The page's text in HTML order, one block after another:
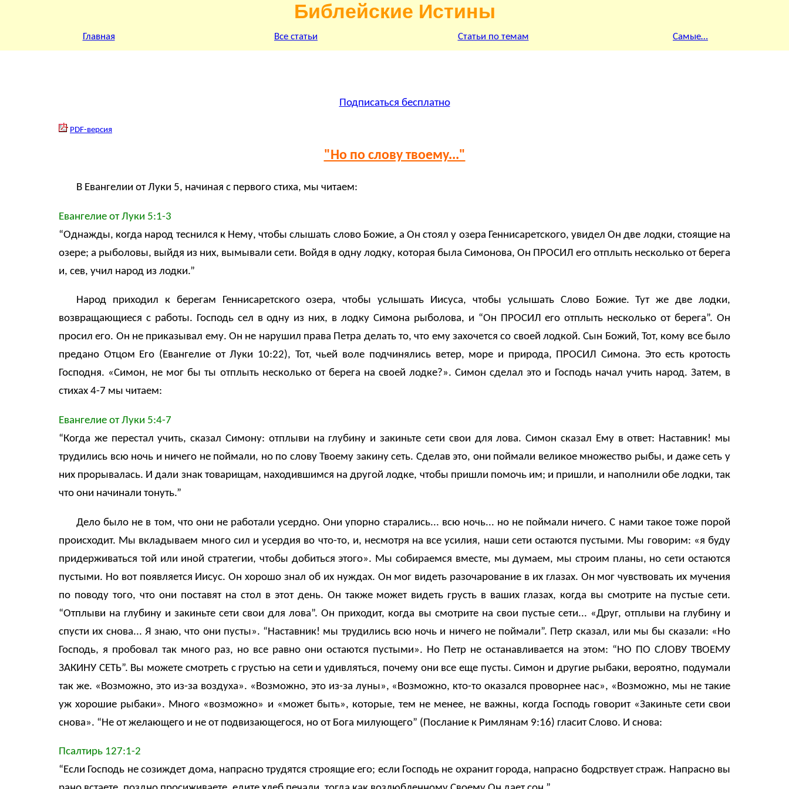
Библейские Истины
Главная Все статьи Статьи по темам Самые…
Подписаться бесплатно
PDF-версия
"Но по слову твоему..."
В Евангелии от Луки 5, начиная с первого стиха, мы читаем:
Евангелие oт Луки 5:1-3
“Однажды, когда народ теснился к Нему, чтобы слышать слово Божие, а Он стоял у озера Геннисаретского, увидел Он две лодки, стоящие на
озере; а рыболовы, выйдя из них, вымывали сети. Войдя в одну лодку, которая была Симонова, Он ПРОСИЛ его отплыть несколько от берега
и, сев, учил народ из лодки.”
Народ приходил к берегам Геннисаретского озера, чтобы услышать Иисуса, чтобы услышать Слово Божие. Тут же две лодки,
возвращающиеся с работы. Господь сел в одну из них, в лодку Симона рыболова, и “Он ПРОСИЛ его отплыть несколько от берега”. Он
просил его. Он не приказывал ему. Он не нарушил права Петра делать то, что ему захочется со своей лодкой. Сын Божий, Тот, кому все было
предано Отцом Его (Евангелие oт Луки 10:22), Тот, чьей воле подчинялись ветер, море и природа, ПРОСИЛ Симона. Это есть кротость
Господня. «Симон, не мог бы ты отплыть несколько от берега на своей лодке?». Симон сделал это и Господь начал учить народ. Затем, в
стихах 4-7 мы читаем:
Евангелие oт Луки 5:4-7
“Когда же перестал учить, сказал Симону: отплыви на глубину и закиньте сети свои для лова. Симон сказал Ему в ответ: Наставник! мы
трудились всю ночь и ничего не поймали, но по слову Твоему закину сеть. Сделав это, они поймали великое множество рыбы, и даже сеть у
них прорывалась. И дали знак товарищам, находившимся на другой лодке, чтобы пришли помочь им; и пришли, и наполнили обе лодки, так
что они начинали тонуть.”
Дело было не в том, что они не работали усердно. Они упорно старались... всю ночь... но не поймали ничего. С нами такое тоже порой
происходит. Мы вкладываем много сил и усердия во что-то, и, несмотря на все усилия, наши сети остаются пустыми. Мы говорим: «я буду
придерживаться той или иной стратегии, чтобы добиться этого». Мы собираемся вместе, мы думаем, мы строим планы, но сети остаются
пустыми. Но вот появляется Иисус. Он хорошо знал об их нуждах. Он мог видеть разочарование в их глазах. Он мог чувствовать их мучения
по поводу того, что они поставят на стол в этот день. Он также может видеть грусть в ваших глазах, когда вы смотрите на пустые сети.
“Отплыви на глубину и закиньте сети свои для лова”. Он приходит, когда вы смотрите на свои пустые сети... «Друг, отплыви на глубину и
спусти их снова... Я знаю, что они пусты». “Наставник! мы трудились всю ночь и ничего не поймали”. Петр сказал, или мы бы сказали: «Но
Господь, я пробовал так много раз, но все равно они остаются пустыми». Но Петр не останавливается на этом: “НО ПО СЛОВУ ТВОЕМУ
ЗАКИНУ СЕТЬ”. Вы можете смотреть с грустью на сети и удивляться, почему они все еще пусты. Симон и другие рыбаки, вероятно, подумали
так же. «Возможно, это из-за воздуха». «Возможно, это из-за луны», «Возможно, кто-то оказался проворнее нас», «Возможно, мы не такие
уж хорошие рыбаки». Много «возможно» и «может быть», которые, тем не менее, не важны, когда Господь говорит «Закиньте сети свои
снова». “Не от желающего и не от подвизающегося, но от Бога милующего” (Послание к Римлянам 9:16) гласит Слово. И снова:
Псалтирь 127:1-2
“Если Господь не созиждет дома, напрасно трудятся строящие его; если Господь не охранит города, напрасно бодрствует страж. Напрасно вы